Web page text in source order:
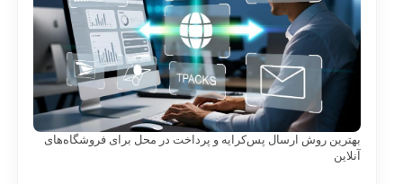
بهترین روش ارسال پس‌کرایه و پرداخت در محل برای فروشگاه‌های
آنلاین